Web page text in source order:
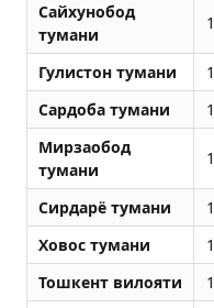
Сайхунобод
тумани
Гулистон тумани
Сардоба тумани
Мирзаобод
тумани
Сирдарё тумани
Ховос тумани
Тошкент вилояти